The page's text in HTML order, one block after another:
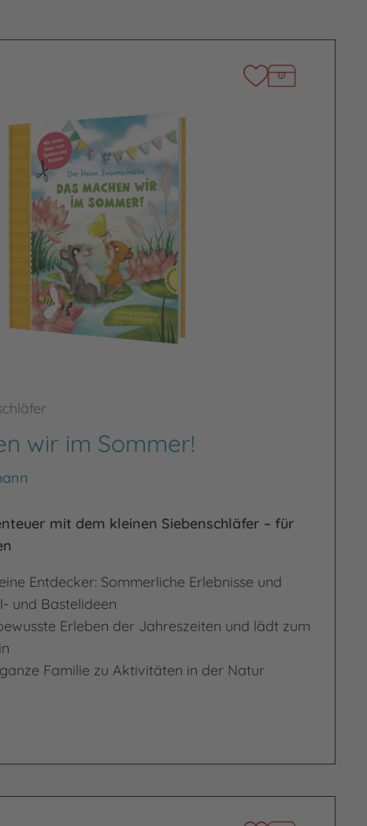
wir im Sommer!
mit dem kleinen Siebenschläfer – für
Entdecker: Sommerliche Erlebnisse und
und Bastelideen
Erleben der Jahreszeiten und lädt zum
Familie zu Aktivitäten in der Natur
Sommer!